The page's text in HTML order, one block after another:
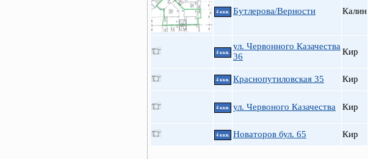
4 ккв. Бутлерова/Верности Калин
4 ккв.
ул. Червонного Казачества
36
Кир
4 ккв. Краснопутиловская 35 Кир
4 ккв. ул. Червоного Казачества Кир
4 ккв. Новаторов бул. 65 Кир